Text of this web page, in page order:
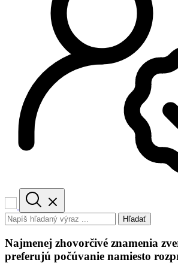
Hľadať
Najmenej zhovorčivé znamenia
preferujú počúvanie namiesto